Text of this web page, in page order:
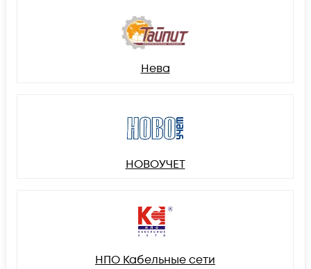
Нева
НОВОУЧЕТ
НПО Кабельные сети